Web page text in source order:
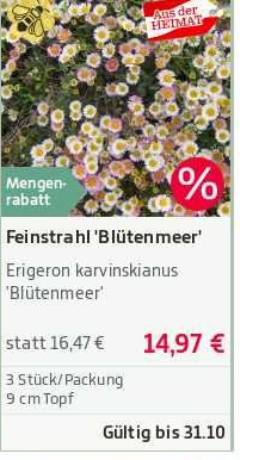
Mengen-
rabatt
Feinstrahl 'Blütenmeer'
Erigeron karvinskianus
'Blütenmeer'
statt 16,47 € 14,97 €
3 Stück/Packung
9 cm Topf
Gültig bis 31.10